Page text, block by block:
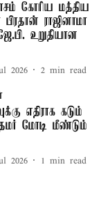
கோரிய மத்திய
பிரதான் ராஜினாமா
உறுதியான
2026 2 min read
எதிராக கடும்
மோடி மீண்டும்
2026 1 min read